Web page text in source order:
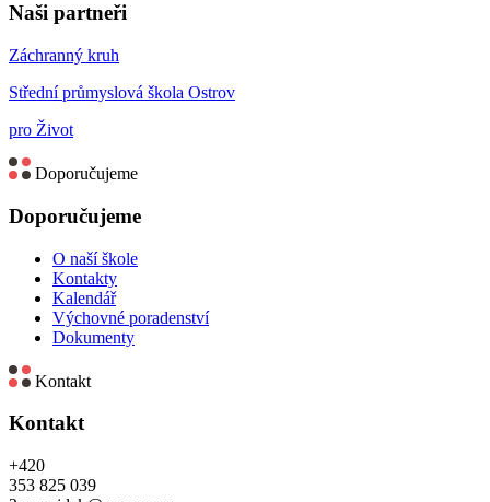
Naši partneři
Záchranný kruh
Střední průmyslová škola Ostrov
pro Život
Doporučujeme
Doporučujeme
O naší škole
Kontakty
Kalendář
Výchovné poradenství
Dokumenty
Kontakt
Kontakt
+420
353 825 039